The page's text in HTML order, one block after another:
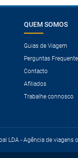
QUEM SOMOS
Guias de Viagem
Perguntas
Contacto
Afiliados
Trabalhe connosco
LDA - Agência de